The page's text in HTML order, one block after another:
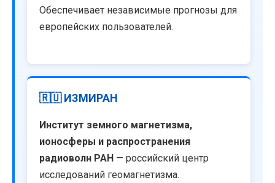
Обеспечивает независимые прогнозы для
европейских пользователей.
🇷🇺 ИЗМИРАН
Институт земного магнетизма,
ионосферы и распространения
радиоволн РАН — российский центр
исследований геомагнетизма.